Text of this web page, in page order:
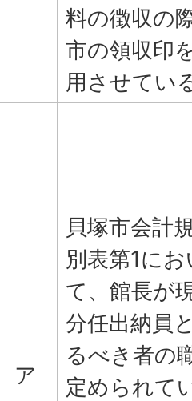
料の徴収の
市の領収印
用させてい
ア
貝塚市会計
別表第1にお
て、館長が
分任出納員
るべき者の
定められて